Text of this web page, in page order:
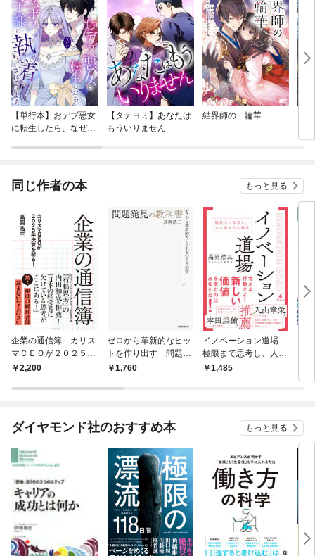
【単行本】おデブ悪女
に転生したら、なぜか
【タテヨミ】あなたは
もういりません
結界師の一輪華
バ
今
同じ作者の本 もっと見る
企業の通信簿 カリス
マＣＥＯが２０２５年
決算を斬る！
2,200
ゼロから革新的なヒッ
トを作り出す 問題発
見の教科書
1,760
イノベーション道場
極限まで思考し、人を
巻き込む極意
1,485
ダイヤモンド社のおすすめ本 もっと見る